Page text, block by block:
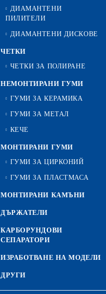
ДИАМАНТЕНИ
ПИЛИТЕЛИ
ДИАМАНТЕНИ ДИСКОВЕ
ЧЕТКИ
ЧЕТКИ ЗА ПОЛИРАНЕ
НЕМОНТИРАНИ ГУМИ
ГУМИ ЗА КЕРАМИКА
ГУМИ ЗА МЕТАЛ
КЕЧЕ
МОНТИРАНИ ГУМИ
ГУМИ ЗА ЦИРКОНИЙ
ГУМИ ЗА ПЛАСТМАСА
МОНТИРАНИ КАМЪНИ
ДЪРЖАТЕЛИ
КАРБОРУНДОВИ
СЕПАРАТОРИ
ИЗРАБОТВАНЕ НА МОДЕЛИ
ДРУГИ